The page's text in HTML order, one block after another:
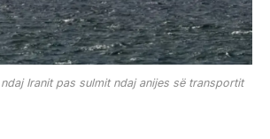
Iranit pas sulmit ndaj anijes së transportit